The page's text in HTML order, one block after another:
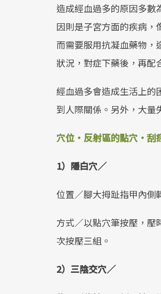
造成經血過多的原因多數
因則是子宮方面的疾病，
而需要服用抗凝血藥物，
狀況，對症下藥後，再配
經血過多會造成生活上的
到人際關係。另外，大量
穴位‧反射區的點穴‧刮
1）隱白穴／
位置／腳大拇趾指甲內側
方式／以點穴筆按壓，壓
次按壓三組。
2）三陰交穴／